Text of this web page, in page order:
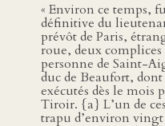
« Environ ce temps,
définitive du
prévôt de Paris,
roue, deux
personne de Saint-
duc de Beaufort,
exécutés dès le mois
Tiroir. {a} L’un de
trapu d’environ